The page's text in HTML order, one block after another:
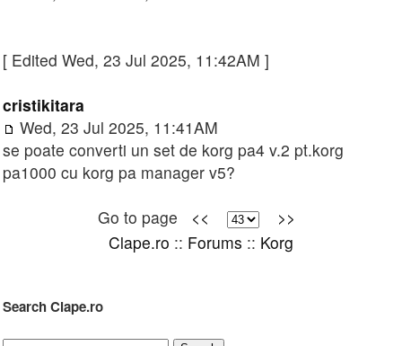
[ Edited Wed, 23 Jul 2025, 11:42AM ]
cristikitara
Wed, 23 Jul 2025, 11:41AM
se poate converti un set de korg pa4 v.2 pt.korg
pa1000 cu korg pa manager v5?
Go to page
<<
>>
Clape.ro :: Forums :: Korg
Search Clape.ro